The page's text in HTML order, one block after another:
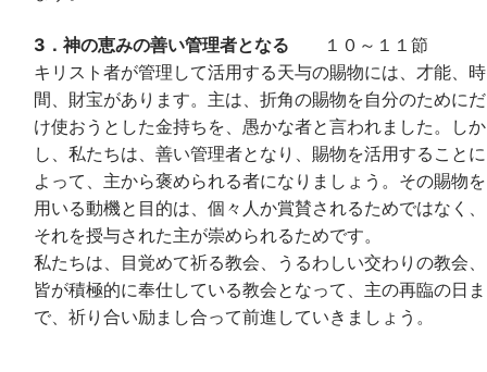
3．神の恵みの善い管理者となる １０～１１節
キリスト者が管理して活用する天与の賜物には、才能、時
間、財宝があります。主は、折角の賜物を自分のためにだ
け使おうとした金持ちを、愚かな者と言われました。しか
し、私たちは、善い管理者となり、賜物を活用することに
よって、主から褒められる者になりましょう。その賜物を
用いる動機と目的は、個々人か賞賛されるためではなく、
それを授与された主が崇められるためです。
私たちは、目覚めて祈る教会、うるわしい交わりの教会、
皆が積極的に奉仕している教会となって、主の再臨の日ま
で、祈り合い励まし合って前進していきましょう。